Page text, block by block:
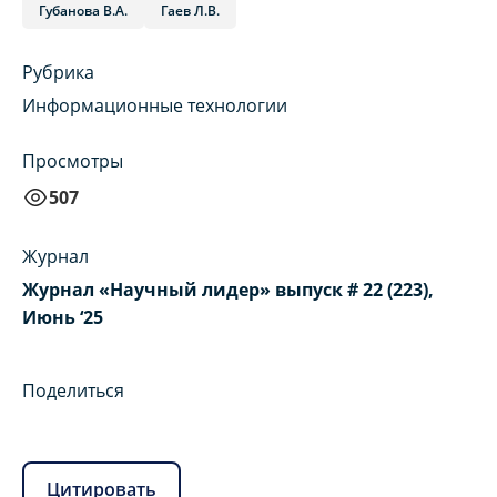
Губанова В.А. Гаев Л.В.
Рубрика
Информационные технологии
Просмотры
507
Журнал
Журнал «Научный лидер» выпуск # 22 (223),
Июнь ‘25
Поделиться
Цитировать